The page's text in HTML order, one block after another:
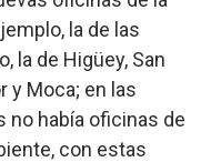
la de las
la de Higüey, San
y Moca; en las
no había oficinas de
con estas